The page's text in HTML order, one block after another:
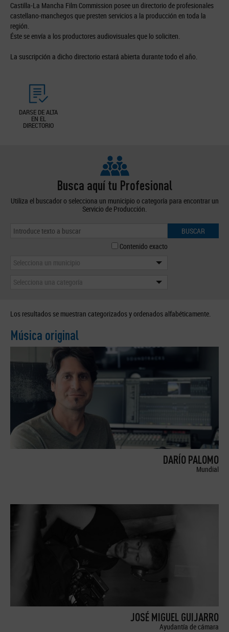
Castilla-La Mancha Film Commission posee un directorio de profesionales
castellano-manchegos que presten servicios a la producción en toda la
región.
Éste se envía a los productores audiovisuales que lo soliciten.
La suscripción a dicho directorio estará abierta durante todo el año.
DARSE DE ALTA
EN EL
DIRECTORIO
Busca aquí tu Profesional
Utiliza el buscador o selecciona un municipio o categoría para encontrar un
Servicio de Producción.
BUSCAR
Contenido exacto
Selecciona un municipio
Selecciona una categoría
Los resultados se muestran categorizados y ordenados alfabéticamente.
Música original
DARÍO PALOMO
Mundial
JOSÉ MIGUEL GUIJARRO
Ayudantía de cámara